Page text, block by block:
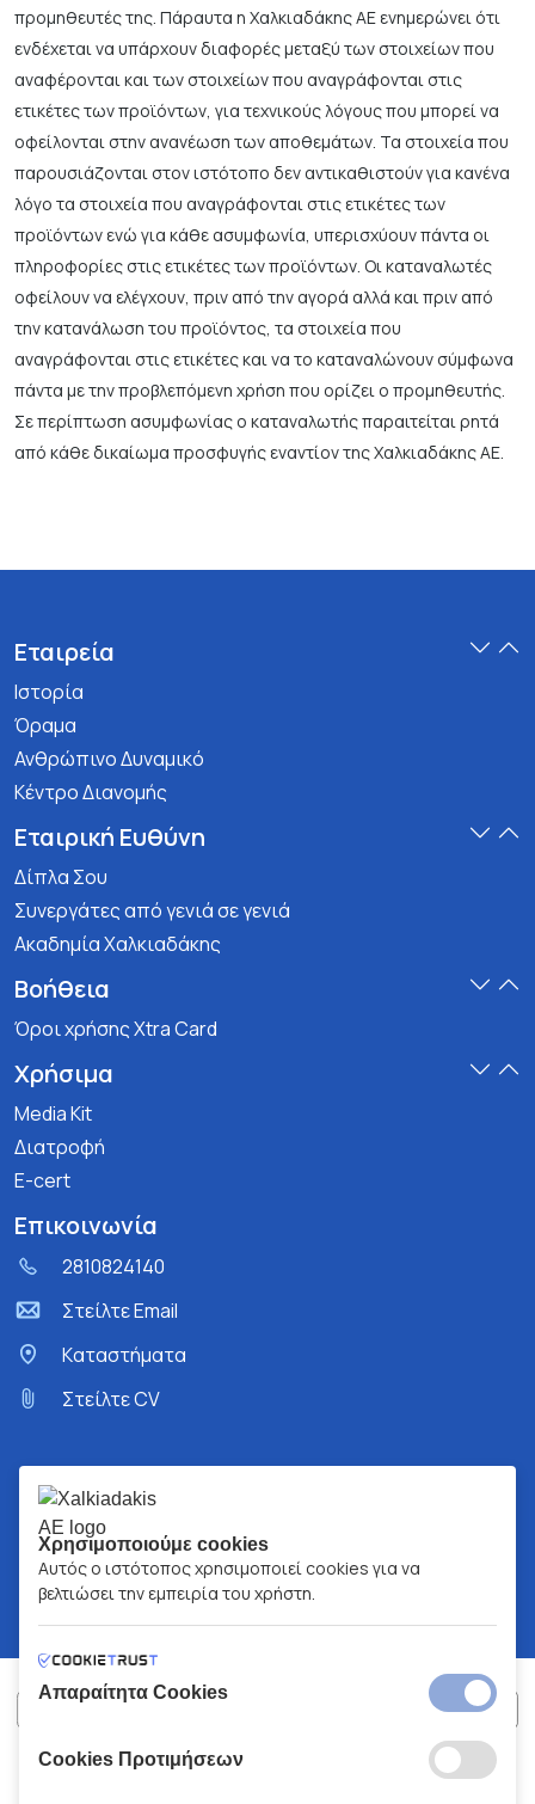
προμηθευτές της. Πάραυτα η Χαλκιαδάκης ΑΕ ενημερώνει ότι
ενδέχεται να υπάρχουν διαφορές μεταξύ των στοιχείων που
αναφέρονται και των στοιχείων που αναγράφονται στις
ετικέτες των προϊόντων, για τεχνικούς λόγους που μπορεί να
οφείλονται στην ανανέωση των αποθεμάτων. Τα στοιχεία που
παρουσιάζονται στον ιστότοπο δεν αντικαθιστούν για κανένα
λόγο τα στοιχεία που αναγράφονται στις ετικέτες των
προϊόντων ενώ για κάθε ασυμφωνία, υπερισχύουν πάντα οι
πληροφορίες στις ετικέτες των προϊόντων. Οι καταναλωτές
οφείλουν να ελέγχουν, πριν από την αγορά αλλά και πριν από
την κατανάλωση του προϊόντος, τα στοιχεία που
αναγράφονται στις ετικέτες και να το καταναλώνουν σύμφωνα
πάντα με την προβλεπόμενη χρήση που ορίζει ο προμηθευτής.
Σε περίπτωση ασυμφωνίας ο καταναλωτής παραιτείται ρητά
από κάθε δικαίωμα προσφυγής εναντίον της Χαλκιαδάκης ΑΕ.
Εταιρεία
Ιστορία
Όραμα
Ανθρώπινο Δυναμικό
Κέντρο Διανομής
Εταιρική Ευθύνη
Δίπλα Σου
Συνεργάτες από γενιά σε γενιά
Ακαδημία Χαλκιαδάκης
Βοήθεια
Όροι χρήσης Xtra Card
Χρήσιμα
Media Kit
Διατροφή
E-cert
Επικοινωνία
2810824140
Στείλτε Email
Kαταστήματα
Στείλτε CV
ΧΑΛΚΙΑΔΑΚΗΣ Α.Ε.
Χρησιμοποιούμε cookies
Αυτός ο ιστότοπος χρησιμοποιεί cookies για να
βελτιώσει την εμπειρία του χρήστη.
Απαραίτητα Cookies
Cookies Προτιμήσεων